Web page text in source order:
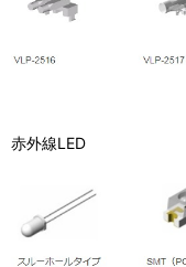
赤外線LED